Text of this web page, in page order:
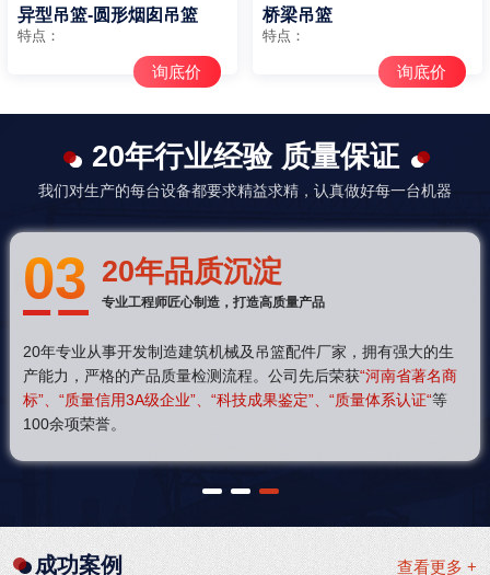
异型吊篮-圆形烟囱吊篮
特点：
询底价
桥梁吊篮
特点：
询底价
20年行业经验 质量保证
我们对生产的每台设备都要求精益求精，认真做好每一台机器
03 20年品质沉淀
专业工程师匠心制造，打造高质量产品
20年专业从事开发制造建筑机械及吊篮配件厂家，拥有强大的生
产能力，严格的产品质量检测流程。公司先后荣获“河南省著名商
标”、“质量信用3A级企业”、“科技成果鉴定”、“质量体系认证“等
100余项荣誉。
1 2 3
查看更多 +
成功案例